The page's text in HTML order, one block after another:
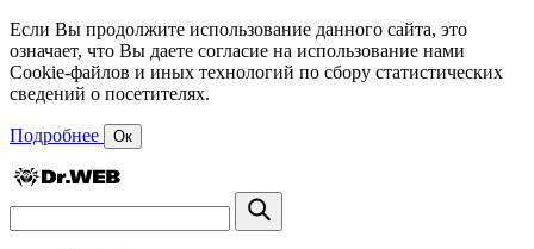
Если Вы продолжите использование данного сайта, это
означает, что Вы даете согласие на использование нами
Cookie-файлов и иных технологий по сбору статистических
сведений о посетителях.
Подробнее Ок